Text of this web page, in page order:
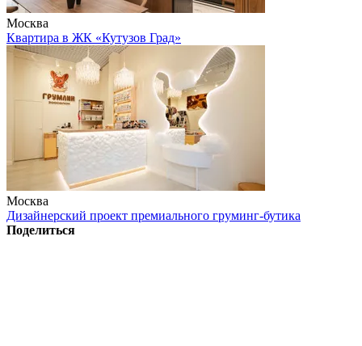
Москва
Квартира в ЖК «Кутузов Град»
Москва
Дизайнерский проект премиального груминг-бутика
Поделиться